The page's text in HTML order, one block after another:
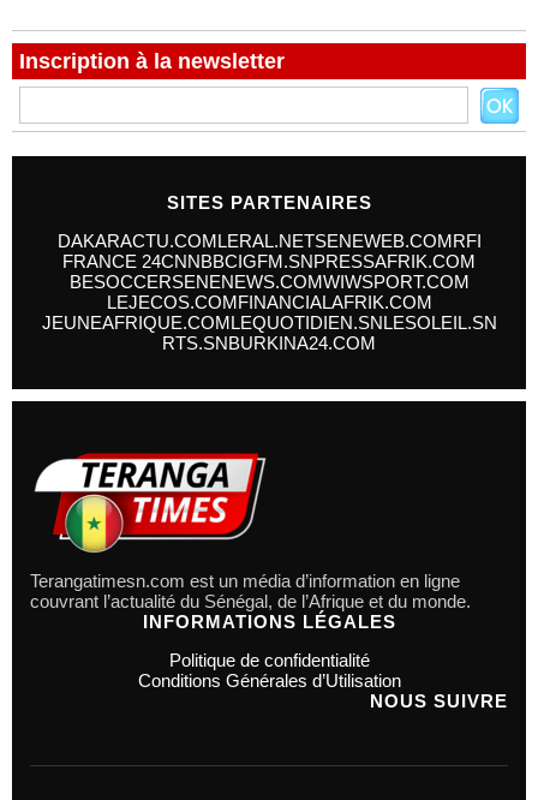
Inscription à la newsletter
SITES PARTENAIRES
DAKARACTU.COMLERAL.NETSENEWEB.COMRFI
FRANCE 24CNNBBCIGFM.SNPRESSAFRIK.COM
BESOCCERSENENEWS.COMWIWSPORT.COM
LEJECOS.COMFINANCIALAFRIK.COM
JEUNEAFRIQUE.COMLEQUOTIDIEN.SNLESOLEIL.SN
RTS.SNBURKINA24.COM
Terangatimesn.com est un média d’information en ligne
couvrant l’actualité du Sénégal, de l’Afrique et du monde.
INFORMATIONS LÉGALES
Politique de confidentialité
Conditions Générales d’Utilisation
NOUS SUIVRE